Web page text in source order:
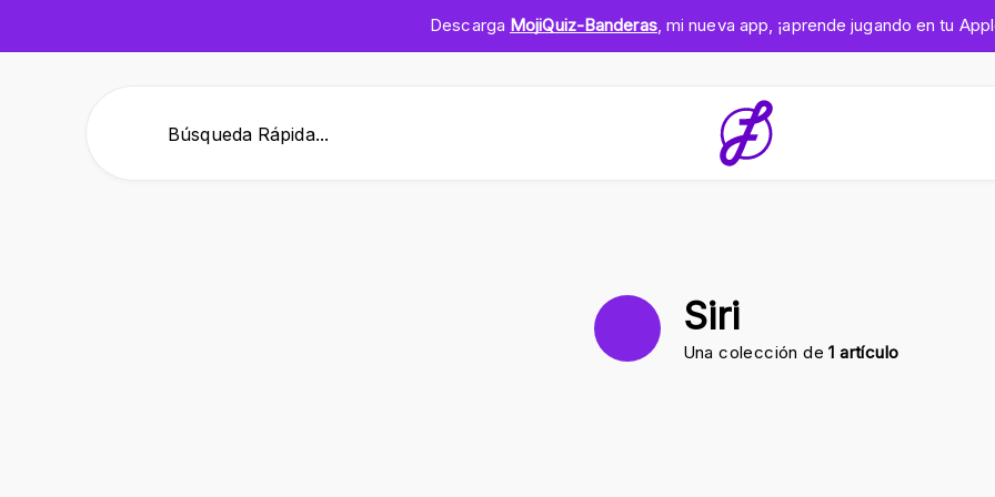
Descarga MojiQuiz-Banderas, mi nueva app, ¡aprende jugando en tu
Búsqueda Rápida...
Siri
Una colección de1 artículo